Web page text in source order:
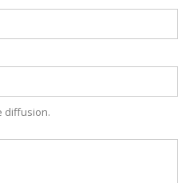
diffusion.